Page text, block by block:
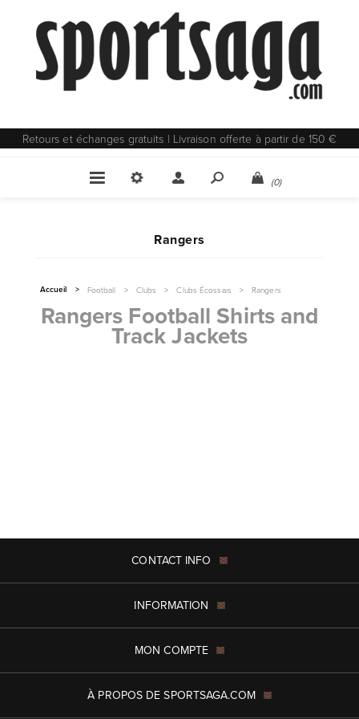
Retours et échanges gratuits | Livraison offerte à partir de 150 €
(0)
Accueil > Football > Clubs > Clubs Écossais > Rangers
Rangers
Rangers Football Shirts and
Track Jackets
CONTACT INFO
INFORMATION
MON COMPTE
À PROPOS DE SPORTSAGA.COM